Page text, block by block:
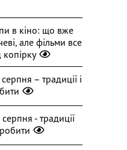
в кіно: що вже
але фільми все
– традиції і
- традиції